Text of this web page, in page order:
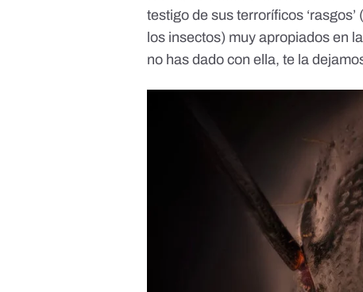
testigo de sus terroríficos
los insectos) muy apropiados en
no has dado con ella, te la